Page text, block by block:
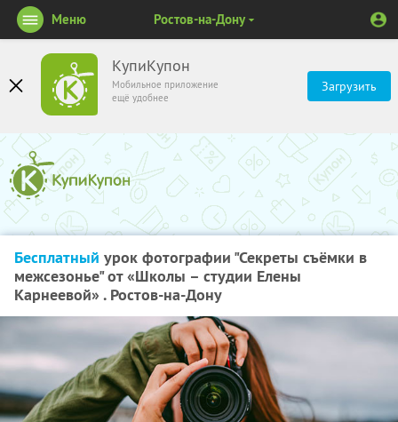
КупиКупон
Мобильное приложение
ещё удобнее
Загрузить
Меню Ростов-на-Дону
Бесплатный урок фотографии "Секреты съёмки в
межсезонье" от «Школы – студии Елены
Карнеевой» . Ростов-на-Дону